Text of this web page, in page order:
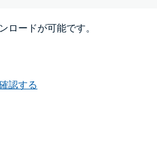
ロードが可能です。
認する